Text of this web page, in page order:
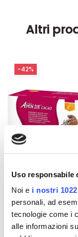
Uso responsabile
Noi e i nostri
personali, ad
tecnologie come i
alle informazioni
Altri
Integratori per
Amin 21 K al
bustine
32,00 €
-42%